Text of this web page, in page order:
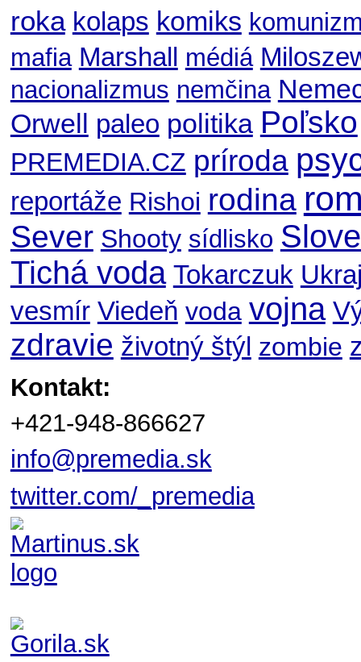
roka kolaps komiks
mafia Marshall médiá
nacionalizmus nemčina
Orwell paleo politika Poľsko
PREMEDIA.CZ príroda
reportáže Rishoi rodina
Sever Shooty sídlisko
Tichá voda Tokarczuk
vesmír Viedeň voda vojna
zdravie životný štýl zombie
Kontakt:
+421-948-866627
info@premedia.sk
twitter.com/_premedia